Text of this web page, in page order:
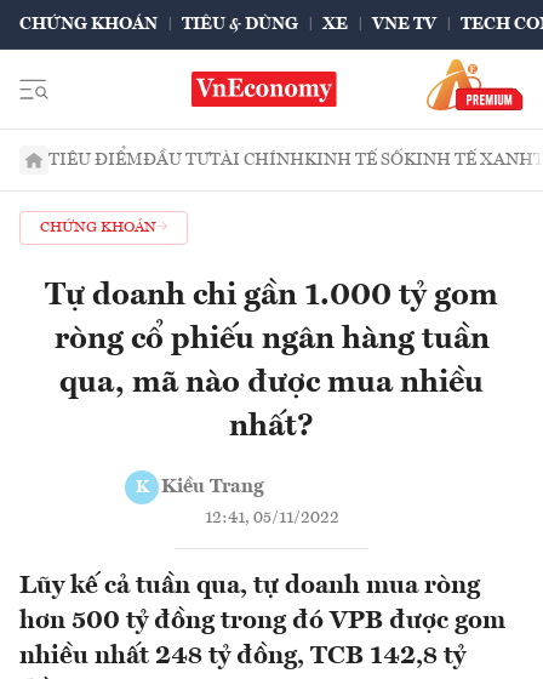
CHỨNG KHOÁN TIÊU & DÙNG XE VNE TV TECH
TIÊU ĐIỂMĐẦU TƯTÀI CHÍNHKINH TẾ SỐKINH TẾ XANH
CHỨNG KHOÁN
Tự doanh chi gần 1.000 tỷ gom
ròng cổ phiếu ngân hàng tuần
qua, mã nào được mua nhiều
nhất?
K Kiều Trang
12:41, 05/11/2022
Lũy kế cả tuần qua, tự doanh mua ròng
hơn 500 tỷ đồng trong đó VPB được gom
nhiều nhất 248 tỷ đồng, TCB 142,8 tỷ